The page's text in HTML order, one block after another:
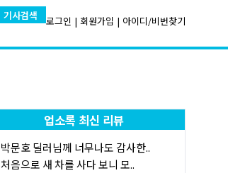
기사검색 로그인 | 회원가입 | 아이디/비번찾기
업소록 최신 리뷰
박문호 딜러님께 너무나도 감사한..
처음으로 새 차를 사다 보니 모..